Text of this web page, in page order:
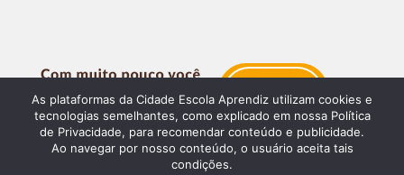
As plataformas da Cidade Escola Aprendiz utilizam cookies e
tecnologias semelhantes, como explicado em nossa Política
de Privacidade, para recomendar conteúdo e publicidade.
Ao navegar por nosso conteúdo, o usuário aceita tais
condições.